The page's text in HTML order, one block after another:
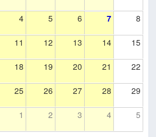
4 5 6 7 8
11 12 13 14 15
18 19 20 21 22
25 26 27 28 29
1 2 3 4 5